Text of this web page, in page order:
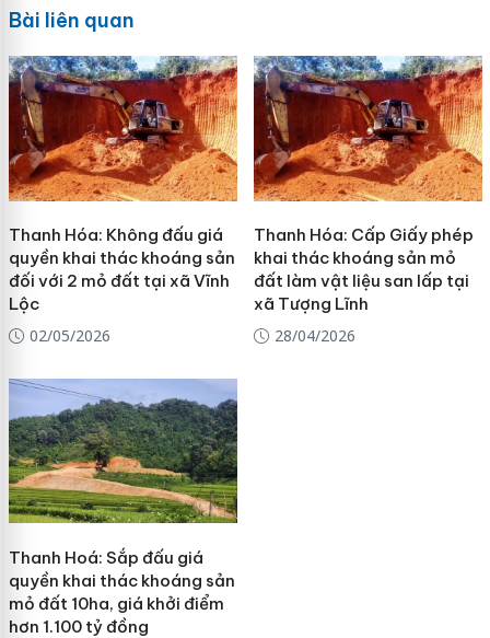
Bài liên quan
Thanh Hóa: Không đấu giá
quyền khai thác khoáng sản
đối với 2 mỏ đất tại xã Vĩnh
Lộc
02/05/2026
Thanh Hóa: Cấp Giấy phép
khai thác khoáng sản mỏ
đất làm vật liệu san lấp tại
xã Tượng Lĩnh
28/04/2026
Thanh Hoá: Sắp đấu giá
quyền khai thác khoáng sản
mỏ đất 10ha, giá khởi điểm
hơn 1.100 tỷ đồng